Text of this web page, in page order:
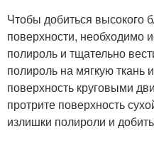
Чтобы добиться высокого
поверхности, необходимо
полироль и тщательно
полироль на мягкую ткань
поверхность круговыми
протрите поверхность
излишки полироли и